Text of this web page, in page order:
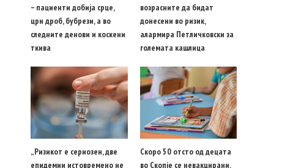
– пациенти добија срце,
црн дроб, бубрези, а во
следните денови и коскени
ткива
возрасните да бидат
донесени во ризик,
алармира Петличковски за
големата кашлица
„Ризикот е сериозен, две
епидемии истовремено не
Скоро 50 отсто од децата
во Скопје се невакцирани,